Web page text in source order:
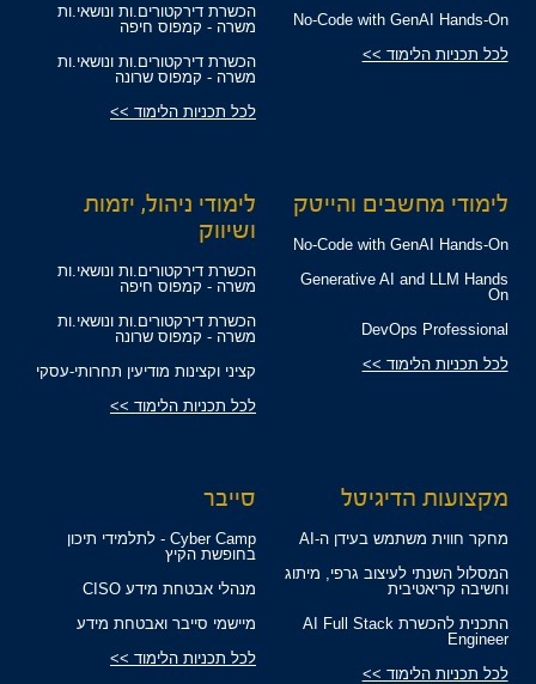
No-Code with GenAI Hands-On
לכל תכניות הלימוד >>
הכשרת דירקטורים.ות ונושאי.ות
משרה - קמפוס חיפה
הכשרת דירקטורים.ות ונושאי.ות
משרה - קמפוס שרונה
לכל תכניות הלימוד >>
לימודי מחשבים והייטק
No-Code with GenAI Hands-On
Generative AI and LLM Hands
On
DevOps Professional
לכל תכניות הלימוד >>
לימודי ניהול, יזמות
ושיווק
הכשרת דירקטורים.ות ונושאי.ות
משרה - קמפוס חיפה
הכשרת דירקטורים.ות ונושאי.ות
משרה - קמפוס שרונה
קציני וקצינות מודיעין תחרותי-עסקי
לכל תכניות הלימוד >>
מקצועות הדיגיטל
מחקר חווית משתמש בעידן ה-AI
המסלול השנתי לעיצוב גרפי, מיתוג
וחשיבה קריאטיבית
התכנית להכשרת AI Full Stack
Engineer
לכל תכניות הלימוד >>
סייבר
Cyber Camp - לתלמידי תיכון
בחופשת הקיץ
מנהלי אבטחת מידע CISO
מיישמי סייבר ואבטחת מידע
לכל תכניות הלימוד >>